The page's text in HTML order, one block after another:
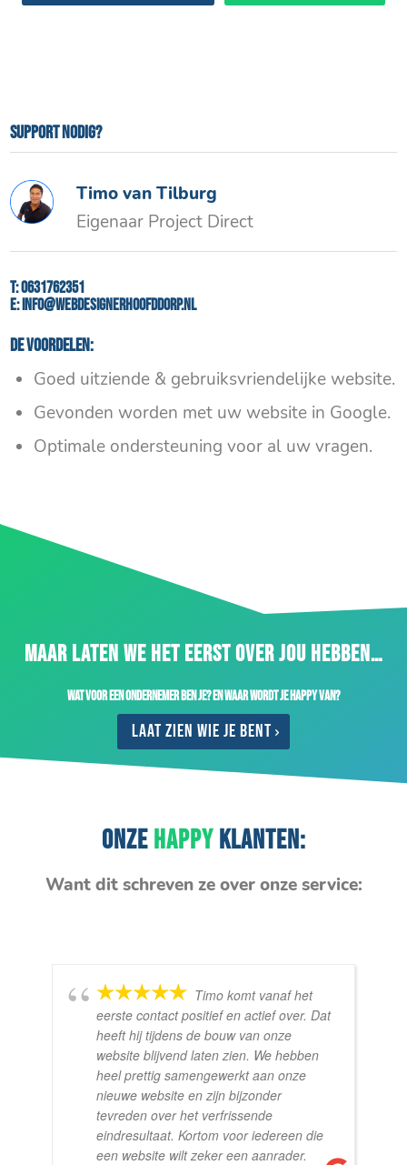
Support nodig?
Timo van Tilburg
Eigenaar Project Direct
T:0631762351
E:info@webdesignerhoofddorp.nl
De voordelen:
Goed uitziende & gebruiksvriendelijke website.
Gevonden worden met uw website in Google.
Optimale ondersteuning voor al uw vragen.
MAAR LATEN WE HET EERST OVER JOU HEBBEN…
Wat voor een ondernemer ben je? En waar wordt je happy van?
Laat zien wie je bent
ONZEHAPPYKLANTEN:
Want dit schreven ze over onze service:
Timo komt vanaf het
eerste contact positief en actief over. Dat
heeft hij tijdens de bouw van onze
website blijvend laten zien. We hebben
heel prettig samengewerkt aan onze
nieuwe website en zijn bijzonder
tevreden over het verfrissende
eindresultaat. Kortom voor iedereen die
een website wilt zeker een aanrader.